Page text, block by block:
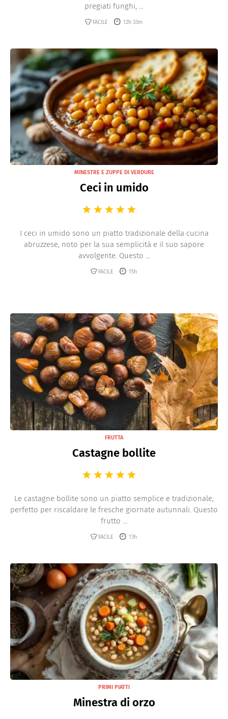
pregiati funghi, ...
FACILE 12h 33m
MINESTRE E ZUPPE DI VERDURE
Ceci in umido
I ceci in umido sono un piatto tradizionale della cucina
abruzzese, noto per la sua semplicità e il suo sapore
avvolgente. Questo ...
FACILE 15h
FRUTTA
Castagne bollite
Le castagne bollite sono un piatto semplice e tradizionale,
perfetto per riscaldare le fresche giornate autunnali. Questo
frutto ...
FACILE 13h
PRIMI PIATTI
Minestra di orzo